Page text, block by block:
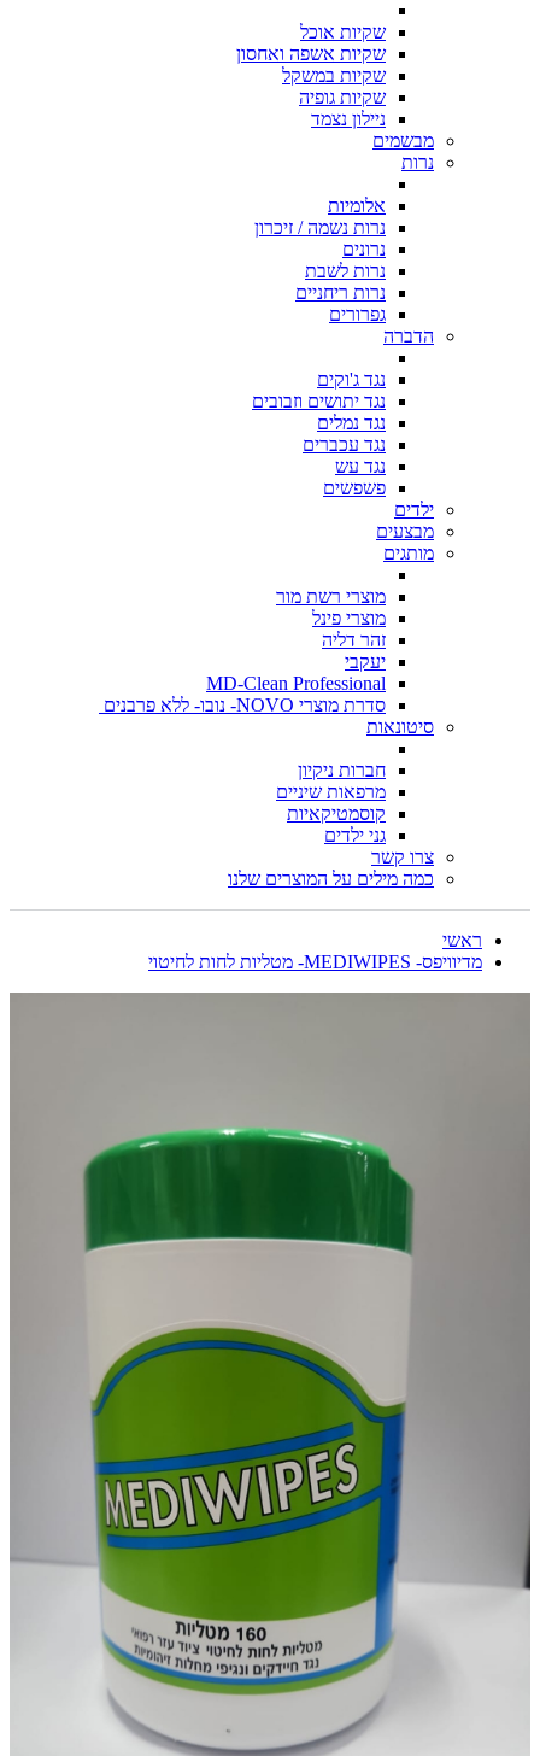
שקיות אוכל
שקיות אשפה ואחסון
שקיות במשקל
שקיות גופיה
ניילון נצמד
מבשמים
נרות
אלומיות
נרות נשמה / זיכרון
נרונים
נרות לשבת
נרות ריחניים
גפרורים
הדברה
נגד ג'וקים
נגד יתושים וזבובים
נגד נמלים
נגד עכברים
נגד עש
פשפשים
ילדים
מבצעים
מותגים
מוצרי רשת מור
מוצרי פינל
זהר דליה
יעקבי
MD-Clean Professional
סדרת מוצרי NOVO- נובו- ללא פרבנים
סיטונאות
חברות ניקיון
מרפאות שיניים
קוסמטיקאיות
גני ילדים
צרו קשר
כמה מילים על המוצרים שלנו
ראשי
מדיוויפס- MEDIWIPES- מטליות לחות לחיטוי